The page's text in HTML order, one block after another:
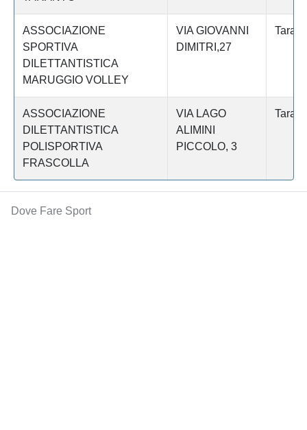
ASSOCIAZIONE
SPORTIVA
DILETTANTISTICA
MARUGGIO VOLLEY
VIA GIOVANNI
DIMITRI,27
ASSOCIAZIONE
DILETTANTISTICA
POLISPORTIVA
FRASCOLLA
VIA LAGO
ALIMINI
PICCOLO, 3
Dove Fare Sport